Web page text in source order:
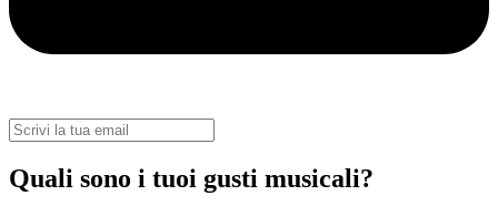
Quali sono i tuoi gusti musicali?